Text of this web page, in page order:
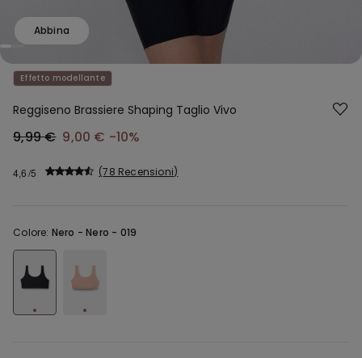
Abbina
Effetto modellante
Reggiseno Brassiere Shaping Taglio Vivo
9,99 € 9,00 € -10%
4,6 78 Recensioni
Colore: Nero -Nero - 019